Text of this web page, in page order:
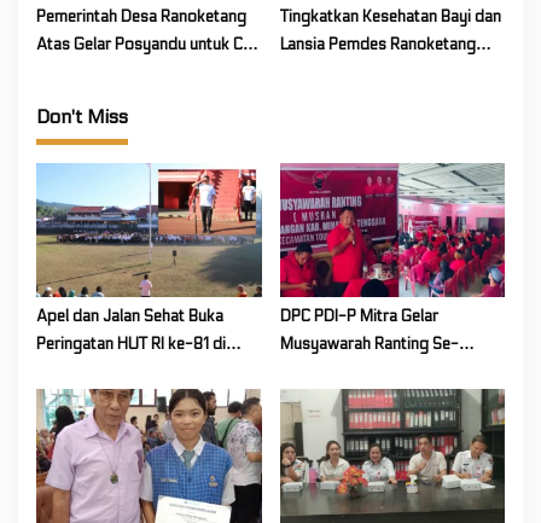
i
g
t
i
o
n
Pemerintah Desa Ranoketang
Atas Gelar Posyandu untuk Cek
Tingkatkan Kesehatan Bayi dan
Lansia Pemdes Ranoketang
Don't Miss
Apel dan Jalan Sehat Buka
Peringatan HUT RI ke-81 di
Persatuan dan Kesatuan
DPC PDI-P Mitra Gelar
Musyawarah Ranting Se-